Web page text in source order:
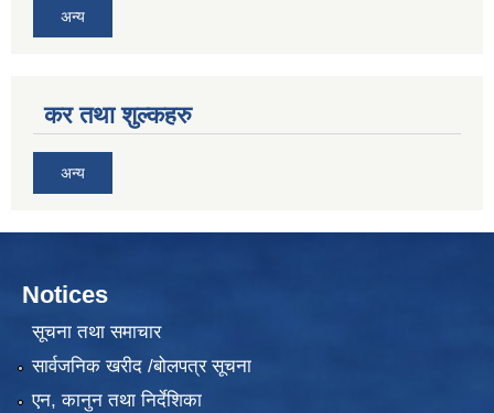
अन्य
कर तथा शुल्कहरु
अन्य
Notices
सूचना तथा समाचार
सार्वजनिक खरीद /बोलपत्र सूचना
एन, कानुन तथा निर्देशिका